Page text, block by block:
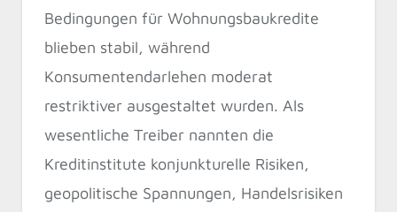
Bedingungen für Wohnungsbaukredite
blieben stabil, während
Konsumentendarlehen moderat
restriktiver ausgestaltet wurden. Als
wesentliche Treiber nannten die
Kreditinstitute konjunkturelle Risiken,
geopolitische Spannungen, Handelsrisiken